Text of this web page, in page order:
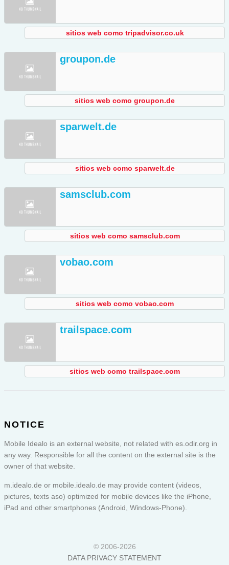
sitios web como tripadvisor.co.uk
groupon.de
sitios web como groupon.de
sparwelt.de
sitios web como sparwelt.de
samsclub.com
sitios web como samsclub.com
vobao.com
sitios web como vobao.com
trailspace.com
sitios web como trailspace.com
NOTICE
Mobile Idealo is an external website, not related with es.odir.org in
any way. Responsible for all the content on the external site is the
owner of that website.
m.idealo.de or mobile.idealo.de may provide content (videos,
pictures, texts aso) optimized for mobile devices like the iPhone,
iPad and other smartphones (Android, Windows-Phone).
© 2006-2026
DATA PRIVACY STATEMENT